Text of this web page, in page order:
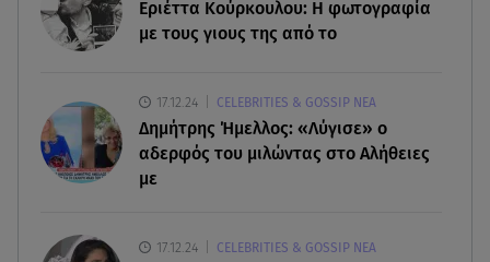
Μικαέλα Κάσαρη: Έτοιμη για το Miss World
δημιούργημα του ανθρώπου»
Εριέττα Κούρκουλου: Η φωτογραφία
με τους γιους της από το
17.12.24 CELEBRITIES & GOSSIP ΝΕΑ
Δημήτρης Ήμελλος: «Λύγισε» ο
αδερφός του μιλώντας στο Αλήθειες
με
17.12.24 CELEBRITIES & GOSSIP ΝΕΑ